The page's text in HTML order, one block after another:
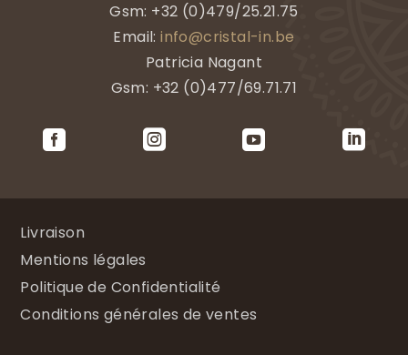
Gsm: +32 (0)479/25.21.75
Email:info@cristal-in.be
Patricia Nagant
Gsm: +32 (0)477/69.71.71
   
Livraison
Mentions légales
Politique de Confidentialité
Conditions générales de ventes